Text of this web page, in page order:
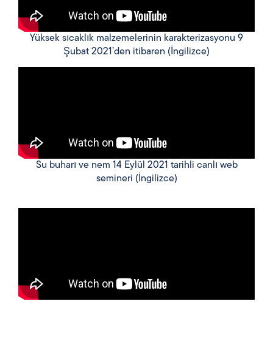
Yüksek sıcaklık malzemelerinin karakterizasyonu 9
Şubat 2021’den itibaren (İngilizce)
Su buharı ve nem 14 Eylül 2021 tarihli canlı web
semineri (İngilizce)